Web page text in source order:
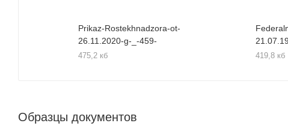
Prikaz-Rostekhnadzora-ot-
26.11.2020-g-_-459-
475,2 кб 419,8 кб
Образцы документов